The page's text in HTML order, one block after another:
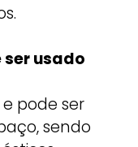
ser usado
pode ser
sendo